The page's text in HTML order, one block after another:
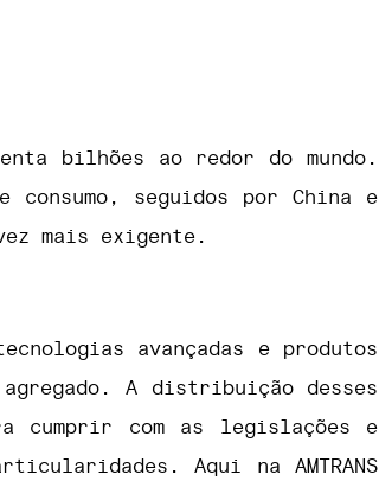
bilhões ao redor do mundo.
consumo, seguidos por China e
mais exigente.
avançadas e produtos
A distribuição desses
cumprir com as legislações e
Aqui na AMTRANS